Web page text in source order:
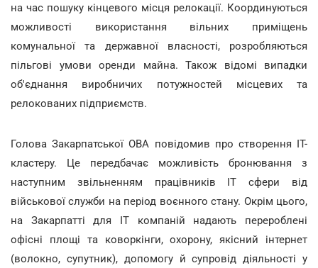
на час пошуку кінцевого місця релокації. Координуються
можливості використання вільних приміщень
комунальної та державної власності, розробляються
пільгові умови оренди майна. Також відомі випадки
об'єднання виробничих потужностей місцевих та
релокованих підприємств.
Голова Закарпатської ОВА повідомив про створення IT-
кластеру. Це передбачає можливість бронювання з
наступним звільненням працівників IT сфери від
військової служби на період воєнного стану. Окрім цього,
на Закарпатті для IT компаній надають перероблені
офісні площі та коворкінги, охорону, якісний інтернет
(волокно, супутник), допомогу й супровід діяльності у